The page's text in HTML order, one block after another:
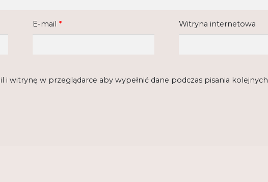
E-mail * Witryna internetowa
i witrynę w przeglądarce aby wypełnić dane podczas pisania kolejnych